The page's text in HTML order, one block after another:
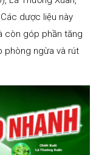
dược liệu này
còn góp phần tăng
phòng ngừa và rút